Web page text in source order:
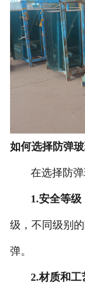
如何选择防弹
在选择防弹
1.安全等级
级，不同级别
弹。
2.材质和工